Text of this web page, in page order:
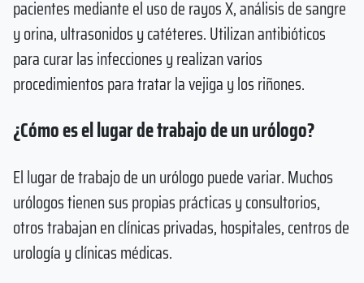
pacientes mediante el uso de rayos X, análisis de sangre
y orina, ultrasonidos y catéteres. Utilizan antibióticos
para curar las infecciones y realizan varios
procedimientos para tratar la vejiga y los riñones.
¿Cómo es el lugar de trabajo de un urólogo?
El lugar de trabajo de un urólogo puede variar. Muchos
urólogos tienen sus propias prácticas y consultorios,
otros trabajan en clínicas privadas, hospitales, centros de
urología y clínicas médicas.